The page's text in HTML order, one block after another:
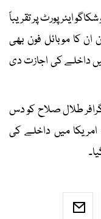
ایئرپورٹ پر تقریباً
کا موبائل فون بھی
داخلے کی اجازت دی
طلال صلاح کو دس
میں داخلے کی